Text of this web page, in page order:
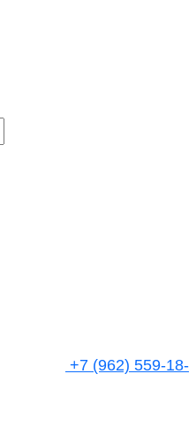
+7 (962) 559-18-